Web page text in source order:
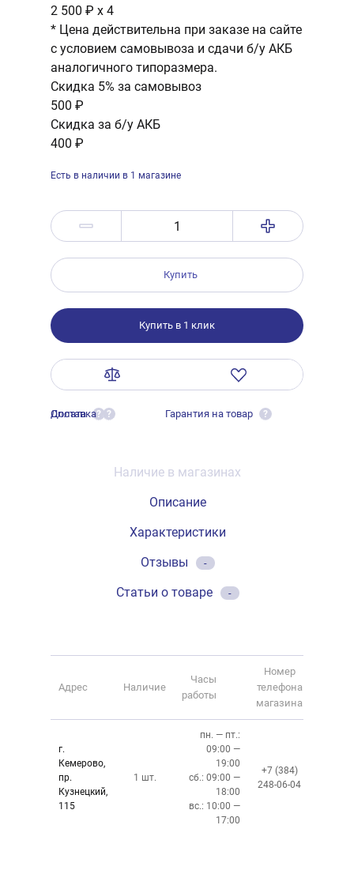
2 500 ₽ x 4
* Цена действительна при заказе на сайте
с условием самовывоза и сдачи б/у АКБ
аналогичного типоразмера.
Скидка 5% за самовывоз
500 ₽
Скидка за б/у АКБ
400 ₽
Есть в наличии в 1 магазине
Купить
Купить в 1 клик
Оплата ?
Доставка ? Гарантия на товар ?
Наличие в магазинах
Описание
Характеристики
Отзывы
-
Статьи о товаре -
Адрес Наличие
Часы
работы
Номер
телефона
магазина
г.
Кемерово,
пр.
Кузнецкий,
115
1 шт.
пн. — пт.:
09:00 —
19:00
сб.: 09:00 —
18:00
вс.: 10:00 —
17:00
+7 (384)
248-06-04